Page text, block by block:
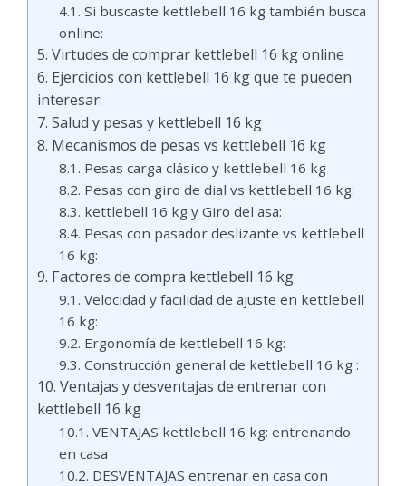
Si buscaste kettlebell 16 kg también busca
online:
Virtudes de comprar kettlebell 16 kg online
Ejercicios con kettlebell 16 kg que te pueden
interesar:
Salud y pesas y kettlebell 16 kg
Mecanismos de pesas vs kettlebell 16 kg
Pesas carga clásico y kettlebell 16 kg
Pesas con giro de dial vs kettlebell 16 kg:
kettlebell 16 kg y Giro del asa:
Pesas con pasador deslizante vs kettlebell
16 kg:
Factores de compra kettlebell 16 kg
Velocidad y facilidad de ajuste en kettlebell
16 kg:
Ergonomía de kettlebell 16 kg:
Construcción general de kettlebell 16 kg :
Ventajas y desventajas de entrenar con
kettlebell 16 kg
VENTAJAS kettlebell 16 kg: entrenando
en casa
DESVENTAJAS entrenar en casa con